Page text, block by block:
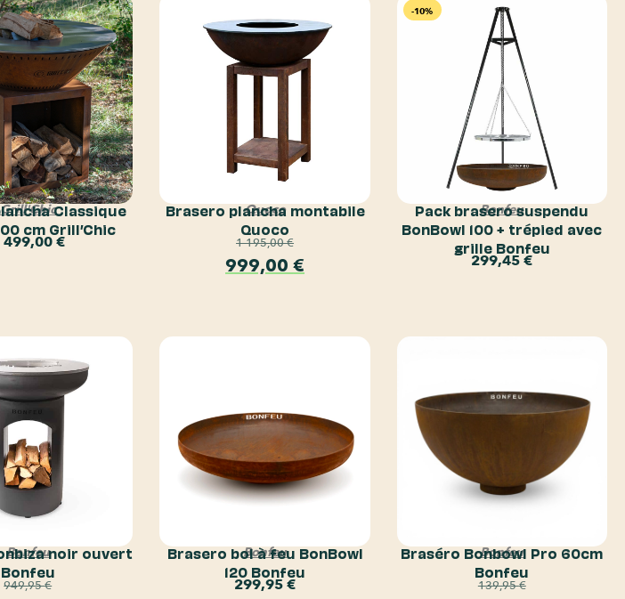
Grill'ChicClassique
cm Grill’Chic
499,00€
Quoco
Brasero plancha montabile
Quoco
1 195,00€
999,00€
-10%
Bonfeu
Pack brasero suspendu
BonBowl 100 + trépied avec
grille Bonfeu
299,45€
Bonfeunoir ouvert
Bonfeu
949,95€
Bonfeu
Brasero bol à feu BonBowl
120 Bonfeu
299,95€
Bonfeu
Braséro Bonbowl Pro 60cm
Bonfeu
139,95€